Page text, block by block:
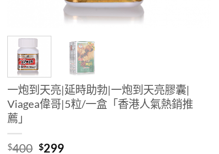
一炮到天亮|延時助勃|一炮到天亮膠囊|
Viagea偉哥|5粒/一盒「香港人氣熱銷推
薦」
$400 Original
$299Current